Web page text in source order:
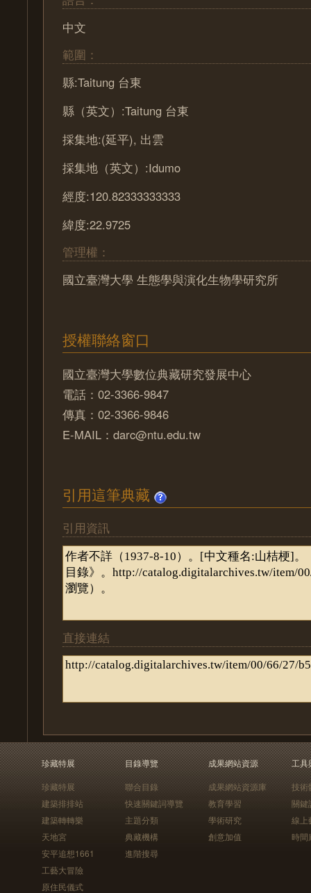
中文
範圍：
縣:Taitung 台東
縣（英文）:Taitung 台東
採集地:(延平), 出雲
採集地（英文）:Idumo
經度:120.82333333333
緯度:22.9725
管理權：
國立臺灣大學 生態學與演化生物學研究所
授權聯絡窗口
國立臺灣大學數位典藏研究發展中心
電話：02-3366-9847
傳真：02-3366-9846
E-MAIL：darc@ntu.edu.tw
引用這筆典藏
引用資訊
直接連結
珍藏特展
珍藏特展
建築排排站
建築轉轉樂
天地宮
安平追想1661
工藝大冒險
原住民儀式
目錄導覽
聯合目錄
快速關鍵詞導覽
主題分類
典藏機構
進階搜尋
成果網站資源
成果網站資源庫
教育學習
學術研究
創意加值
工具
技術
關鍵
線上
時間